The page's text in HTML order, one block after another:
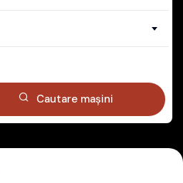
Cautare mașini